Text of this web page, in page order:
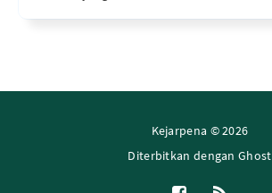
Kejarpena © 2026
Diterbitkan denganGhost